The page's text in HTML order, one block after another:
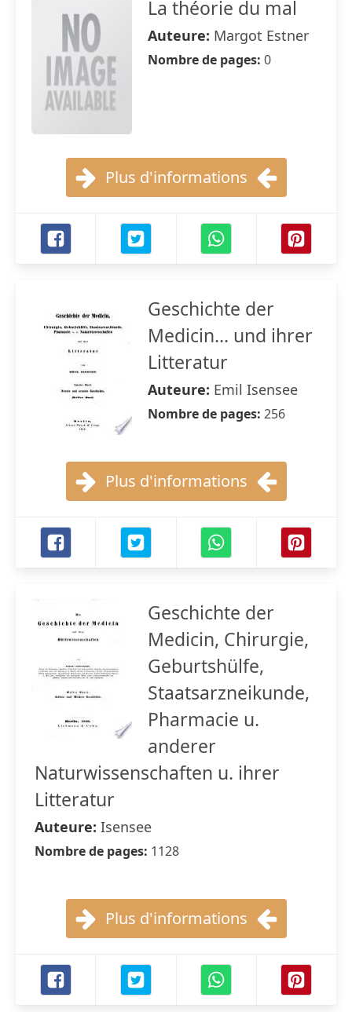
La théorie du mal
Auteure: Margot Estner
Nombre de pages: 0
Plus d'informations
Geschichte der
Medicin... und ihrer
Litteratur
Auteure: Emil Isensee
Nombre de pages: 256
Plus d'informations
Geschichte der
Medicin, Chirurgie,
Geburtshülfe,
Staatsarzneikunde,
Pharmacie u.
anderer
Naturwissenschaften u. ihrer
Litteratur
Auteure: Isensee
Nombre de pages: 1128
Plus d'informations